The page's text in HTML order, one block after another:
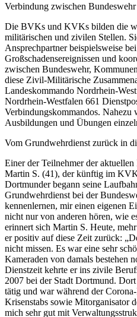
Verbindung zwischen
Die BVKs und KVKs bilden die
militärischen und zivilen Stellen.
Ansprechpartner beispielsweise
Großschadensereignissen und
zwischen Bundeswehr,
diese Zivil-Militärische
Landeskommando Nordrhein-
Nordrhein-Westfalen 661
Verbindungskommandos. Nahezu
Ausbildungen und Übungen
Vom Grundwehrdienst zurück in
Einer der Teilnehmer der
Martin S. (41), der künftig im
Dortmunder begann seine
Grundwehrdienst bei der
kennenlernen, mir einen eigenen
nicht nur von anderen hören, wie
erinnert sich Martin S. Heute,
er positiv auf diese Zeit zurück:
nicht missen. Es war eine sehr
Kameraden von damals bestehen
Dienstzeit kehrte er ins zivile
2007 bei der Stadt Dortmund.
tätig und war während der
Krisenstabs sowie Mitorganisator
mich sehr gut mit